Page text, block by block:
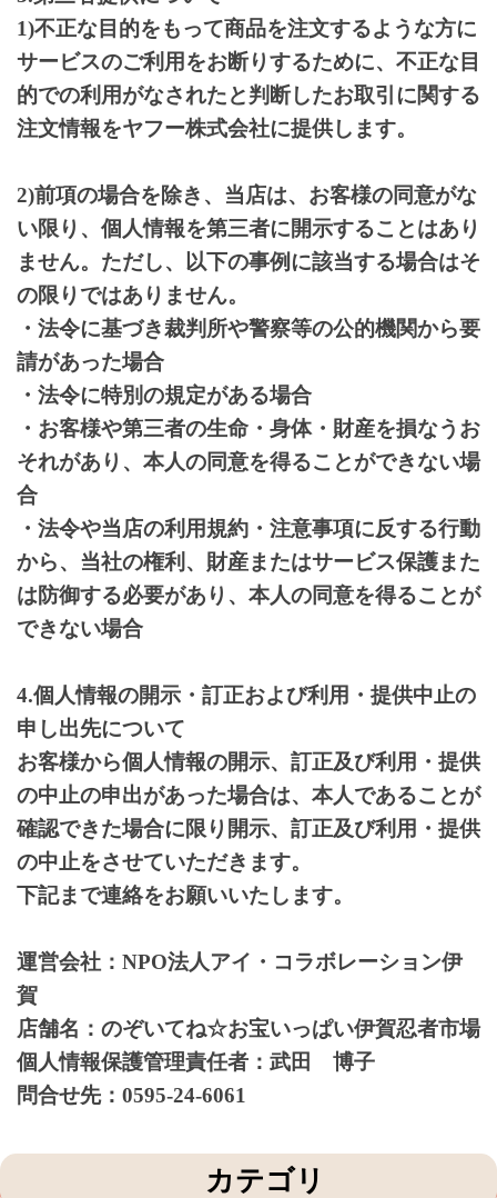
1)不正な目的をもって商品を注文するような方に
サービスのご利用をお断りするために、不正な目
的での利用がなされたと判断したお取引に関する
注文情報をヤフー株式会社に提供します。
2)前項の場合を除き、当店は、お客様の同意がな
い限り、個人情報を第三者に開示することはあり
ません。ただし、以下の事例に該当する場合はそ
の限りではありません。
・法令に基づき裁判所や警察等の公的機関から要
請があった場合
・法令に特別の規定がある場合
・お客様や第三者の生命・身体・財産を損なうお
それがあり、本人の同意を得ることができない場
合
・法令や当店の利用規約・注意事項に反する行動
から、当社の権利、財産またはサービス保護また
は防御する必要があり、本人の同意を得ることが
できない場合
4.個人情報の開示・訂正および利用・提供中止の
申し出先について
お客様から個人情報の開示、訂正及び利用・提供
の中止の申出があった場合は、本人であることが
確認できた場合に限り開示、訂正及び利用・提供
の中止をさせていただきます。
下記まで連絡をお願いいたします。
運営会社：NPO法人アイ・コラボレーション伊
賀
店舗名：のぞいてね☆お宝いっぱい伊賀忍者市場
個人情報保護管理責任者：武田 博子
問合せ先：0595-24-6061
カテゴリ